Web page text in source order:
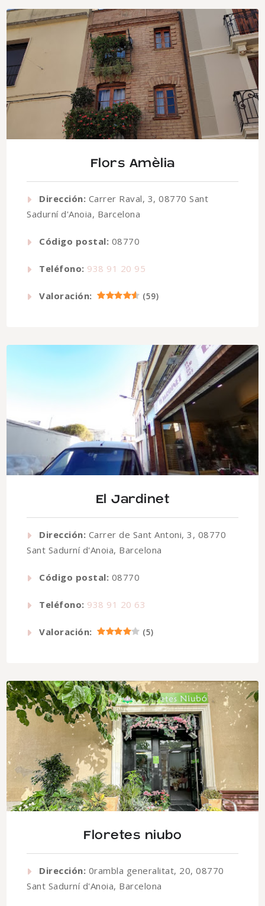
Flors Amèlia
Dirección: Carrer Raval, 3, 08770 Sant
Sadurní d'Anoia, Barcelona
Código postal: 08770
Teléfono: 938 91 20 95
Valoración: (59)
El Jardinet
Dirección: Carrer de Sant Antoni, 3, 08770
Sant Sadurní d'Anoia, Barcelona
Código postal: 08770
Teléfono: 938 91 20 63
Valoración: (5)
Floretes niubo
Dirección: 0rambla generalitat, 20, 08770
Sant Sadurní d'Anoia, Barcelona